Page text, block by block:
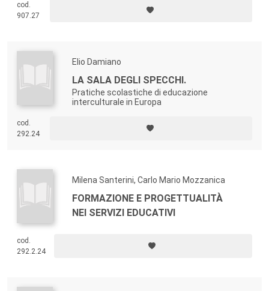
cod.
907.27
Elio Damiano
LA SALA DEGLI SPECCHI.
Pratiche scolastiche di educazione
interculturale in Europa
cod.
292.24
Milena Santerini, Carlo Mario Mozzanica
FORMAZIONE E PROGETTUALITÀ
NEI SERVIZI EDUCATIVI
cod.
292.2.24